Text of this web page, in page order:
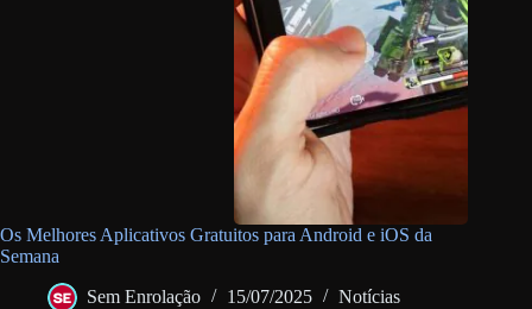
Os Melhores Aplicativos Gratuitos para Android e iOS da
Semana
Sem Enrolação 15/07/2025 Notícias